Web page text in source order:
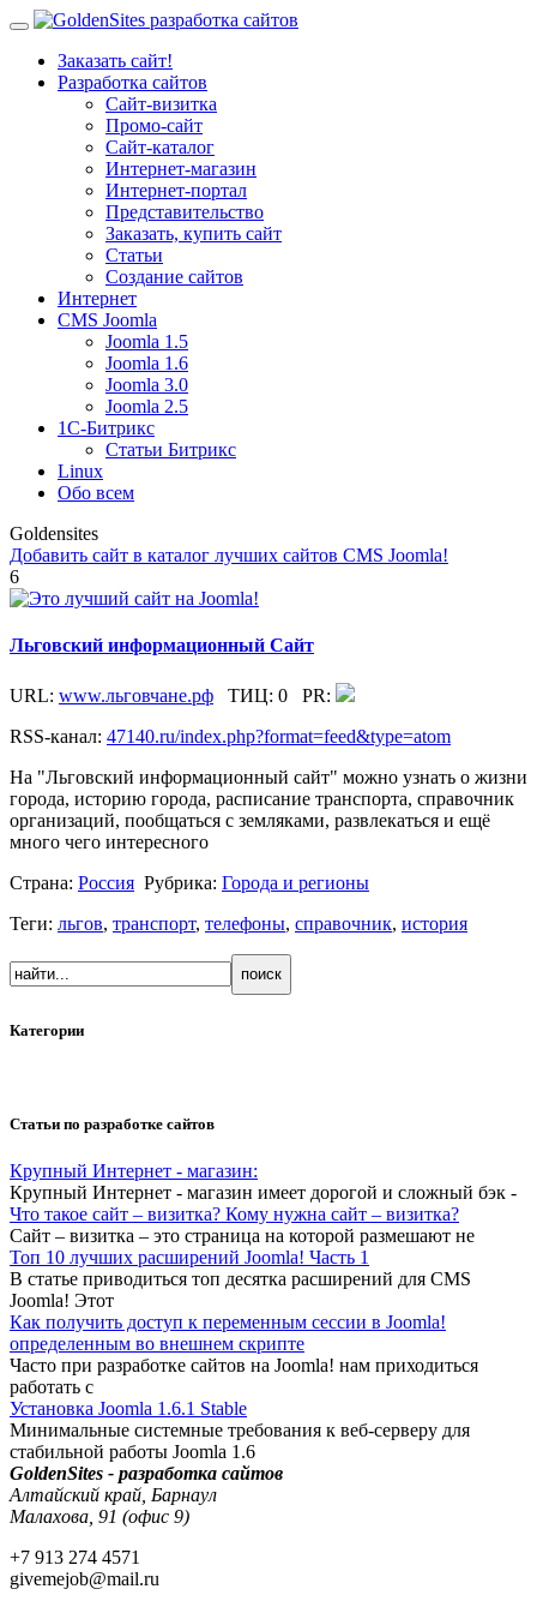
Заказать сайт!
Разработка сайтов
Сайт-визитка
Промо-сайт
Сайт-каталог
Интернет-магазин
Интернет-портал
Представительство
Заказать, купить сайт
Статьи
Создание сайтов
Интернет
CMS Joomla
Joomla 1.5
Joomla 1.6
Joomla 3.0
Joomla 2.5
1С-Битрикс
Статьи Битрикс
Linux
Обо всем
Goldensites
Добавить сайт в каталог лучших сайтов CMS Joomla!
6
Льговский информационный Сайт
URL: www.льговчане.рф ТИЦ: 0 PR:
RSS-канал: 47140.ru/index.php?format=feed&type=atom
На "Льговский информационный сайт" можно узнать о жизни
города, историю города, расписание транспорта, справочник
организаций, пообщаться с земляками, развлекаться и ещё
много чего интересного
Страна: Россия Рубрика: Города и регионы
Теги: льгов, транспорт, телефоны, справочник, история
Категории
Статьи по разработке сайтов
Крупный Интернет - магазин:
Крупный Интернет - магазин имеет дорогой и сложный бэк -
Что такое сайт – визитка? Кому нужна сайт – визитка?
Сайт – визитка – это страница на которой размешают не
Топ 10 лучших расширений Joomla! Часть 1
В статье приводиться топ десятка расширений для CMS
Joomla! Этот
Как получить доступ к переменным сессии в Joomla!
определенным во внешнем скрипте
Часто при разработке сайтов на Joomla! нам приходиться
работать с
Установка Joomla 1.6.1 Stable
Минимальные системные требования к веб-серверу для
стабильной работы Joomla 1.6
GoldenSites - разработка сайтов
Алтайский край, Барнаул
Малахова, 91 (офис 9)
+7 913 274 4571
givemejob@mail.ru